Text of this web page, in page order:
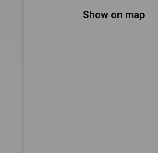
Show on map